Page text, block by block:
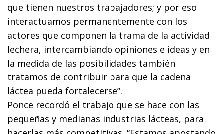
que tienen nuestros trabajadores; y por eso
interactuamos permanentemente con los
actores que componen la trama de la actividad
lechera, intercambiando opiniones e ideas y en
la medida de las posibilidades también
tratamos de contribuir para que la cadena
láctea pueda fortalecerse”.
Ponce recordó el trabajo que se hace con las
pequeñas y medianas industrias lácteas, para